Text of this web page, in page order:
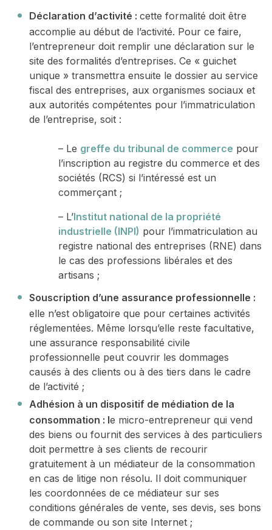
Déclaration d’activité : cette formalité doit être
accomplie au début de l’activité. Pour ce faire,
l’entrepreneur doit remplir une déclaration sur le
site des formalités d’entreprises. Ce « guichet
unique » transmettra ensuite le dossier au service
fiscal des entreprises, aux organismes sociaux et
aux autorités compétentes pour l’immatriculation
de l’entreprise, soit :
– Le greffe du tribunal de commerce pour
l’inscription au registre du commerce et des
sociétés (RCS) si l’intéressé est un
commerçant ;
– L’Institut national de la propriété
industrielle (INPI) pour l’immatriculation au
registre national des entreprises (RNE) dans
le cas des professions libérales et des
artisans ;
Souscription d’une assurance professionnelle :
elle n’est obligatoire que pour certaines activités
réglementées. Même lorsqu’elle reste facultative,
une assurance responsabilité civile
professionnelle peut couvrir les dommages
causés à des clients ou à des tiers dans le cadre
de l’activité ;
Adhésion à un dispositif de médiation de la
consommation : le micro-entrepreneur qui vend
des biens ou fournit des services à des particuliers
doit permettre à ses clients de recourir
gratuitement à un médiateur de la consommation
en cas de litige non résolu. Il doit communiquer
les coordonnées de ce médiateur sur ses
conditions générales de vente, ses devis, ses bons
de commande ou son site Internet ;